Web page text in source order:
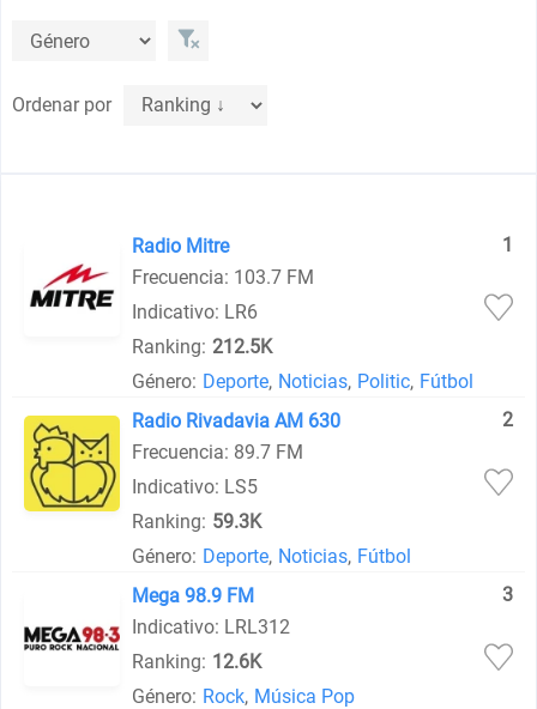
Ordenar por
Radio Mitre
1
Frecuencia: 103.7 FM
Indicativo: LR6
Ranking: 212.5K
Género: Deporte, Noticias, Politic, Fútbol
Radio Rivadavia AM 630
2
Frecuencia: 89.7 FM
Indicativo: LS5
Ranking: 59.3K
Género: Deporte, Noticias, Fútbol
Mega 98.9 FM
3
Indicativo: LRL312
Ranking: 12.6K
Género: Rock, Música Pop